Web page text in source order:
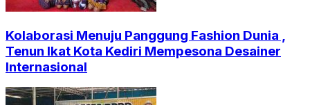
Kolaborasi Menuju Panggung Fashion Dunia ,
Tenun Ikat Kota Kediri Mempesona Desainer
Internasional